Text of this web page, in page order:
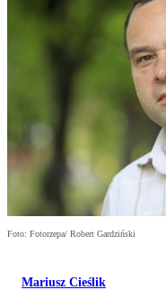
Foto: Fotorzepa/ Robert Gardziński
Mariusz Cieślik